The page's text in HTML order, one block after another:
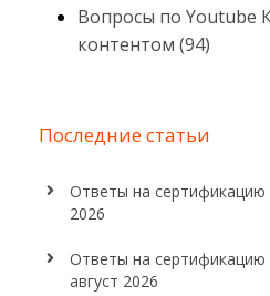
Вопросы по Youtube
контентом (94)
Последние статьи
Ответы на сертификацию
2026
Ответы на сертификацию
август 2026